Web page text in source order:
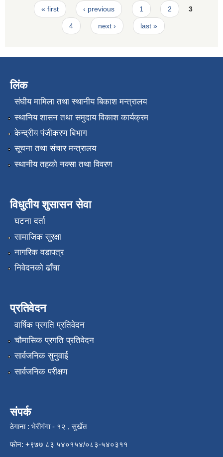
Pages
« first ‹ previous 1 2 3
4 next › last »
लिंक
संघीय मामिला तथा स्थानीय बिकाश मन्त्रालय
स्थानिय शासन तथा समुदाय विकाश कार्यक्रम
केन्द्रीय पंजीकरण बिभाग
सूचना तथा संचार मन्त्रालय
स्थानीय तहको नक्सा तथा विवरण
विधुतीय शुसासन सेवा
घटना दर्ता
सामाजिक सुरक्षा
नागरिक वडापत्र
निवेदनको ढाँचा
प्रतिवेदन
वार्षिक प्रगति प्रतिवेदन
चौमासिक प्रगति प्रतिवेदन
सार्वजनिक सुनुवाई
सार्वजनिक परीक्षण
संपर्क
ठेगाना : भेरीगंगा - १२ , सुर्खेत
फोन: +९७७ ८३ ५४०१५४/०८३-५४०३११